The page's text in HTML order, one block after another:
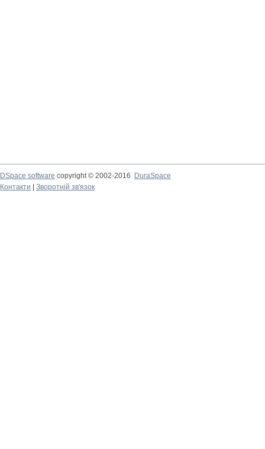
DSpace software copyright © 2002-2016
DuraSpace
Контакти
Зворотній зв'язок